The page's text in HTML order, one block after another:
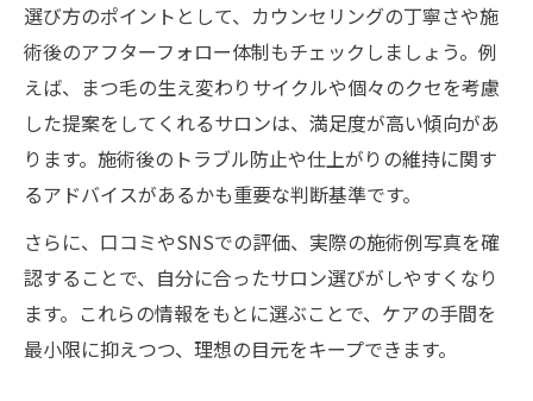
選び方のポイントとして、カウンセリングの丁寧さや施
術後のアフターフォロー体制もチェックしましょう。例
えば、まつ毛の生え変わりサイクルや個々のクセを考慮
した提案をしてくれるサロンは、満足度が高い傾向があ
ります。施術後のトラブル防止や仕上がりの維持に関す
るアドバイスがあるかも重要な判断基準です。
さらに、口コミやSNSでの評価、実際の施術例写真を確
認することで、自分に合ったサロン選びがしやすくなり
ます。これらの情報をもとに選ぶことで、ケアの手間を
最小限に抑えつつ、理想の目元をキープできます。